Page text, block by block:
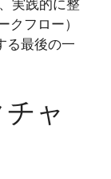
実践的に整
フロー）
る最後の一
ャ